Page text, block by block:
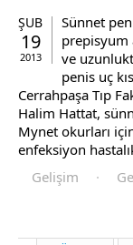
ŞUB
19
2013
Sünnet
prepisyum
ve
penis uç
Cerrahpaşa Tıp
Halim Hattat,
Mynet okurları
enfeksiyon
Gelişim ·